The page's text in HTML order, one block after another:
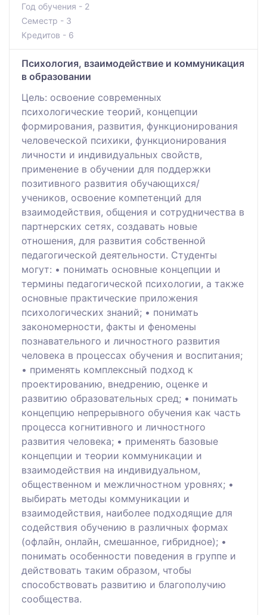
Год обучения - 2
Семестр - 3
Кредитов - 6
Психология, взаимодействие и коммуникация
в образовании
Цель: освоение современных
психологические теорий, концепции
формирования, развития, функционирования
человеческой психики, функционирования
личности и индивидуальных свойств,
применение в обучении для поддержки
позитивного развития обучающихся/
учеников, освоение компетенций для
взаимодействия, общения и сотрудничества в
партнерских сетях, создавать новые
отношения, для развития собственной
педагогической деятельности. Студенты
могут: • понимать основные концепции и
термины педагогической психологии, а также
основные практические приложения
психологических знаний; • понимать
закономерности, факты и феномены
познавательного и личностного развития
человека в процессах обучения и воспитания;
• применять комплексный подход к
проектированию, внедрению, оценке и
развитию образовательных сред; • понимать
концепцию непрерывного обучения как часть
процесса когнитивного и личностного
развития человека; • применять базовые
концепции и теории коммуникации и
взаимодействия на индивидуальном,
общественном и межличностном уровнях; •
выбирать методы коммуникации и
взаимодействия, наиболее подходящие для
содействия обучению в различных формах
(офлайн, онлайн, смешанное, гибридное); •
понимать особенности поведения в группе и
действовать таким образом, чтобы
способствовать развитию и благополучию
сообщества.